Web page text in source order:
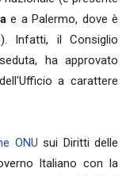
e a Palermo, dove è
Infatti, il Consiglio
ha approvato
a carattere
ONU sui Diritti delle
Italiano con la